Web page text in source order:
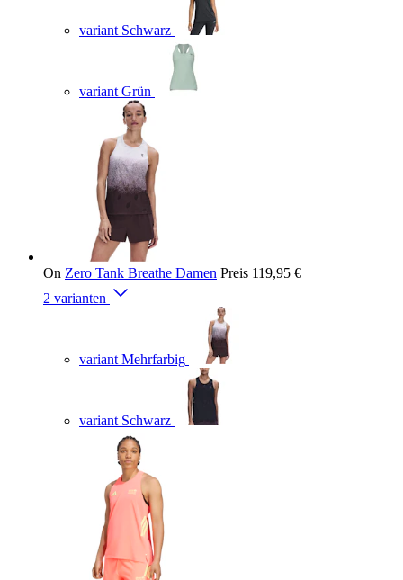
variant Schwarz
variant Grün
On Zero Tank Breathe Damen Preis 119,95 €
2 varianten
variant Mehrfarbig
variant Schwarz